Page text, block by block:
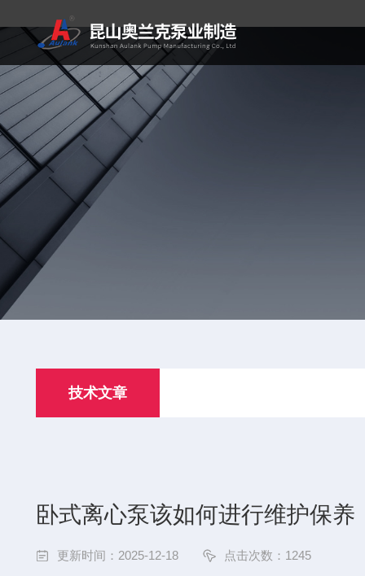
技术文章
卧式离心泵该如何进行维护保养
更新时间：2025-12-18 点击次数：1245